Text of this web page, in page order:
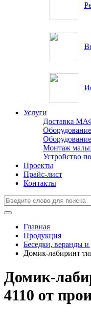
Услуги
Доставка
Монтаж
Устройство
Проекты
Прайс-лист
Контакты
Главная
Продукция
Беседки, веранды
Домик-лабиринт
Домик-
4110 от